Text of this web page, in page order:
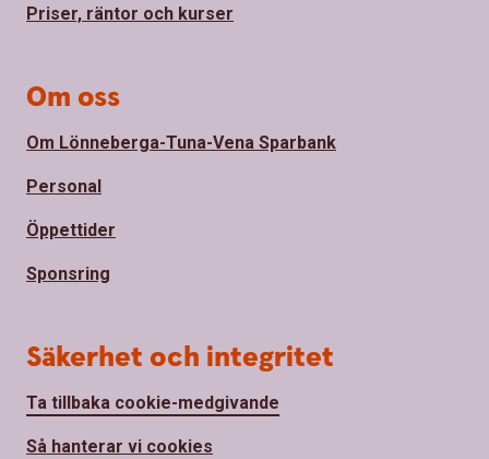
Priser, räntor och kurser
Om oss
Om Lönneberga-Tuna-Vena Sparbank
Personal
Öppettider
Sponsring
Säkerhet och integritet
Ta tillbaka cookie-medgivande
Så hanterar vi cookies